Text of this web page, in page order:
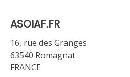
ASOIAF.FR
16, rue des Granges
63540 Romagnat
FRANCE